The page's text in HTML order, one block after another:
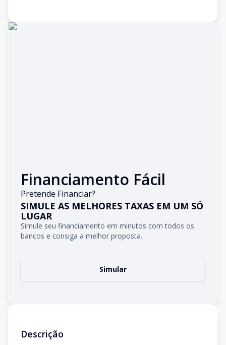
Financiamento Fácil
Pretende Financiar?
SIMULE AS MELHORES TAXAS EM UM SÓ
LUGAR
Simule seu financiamento em minutos com todos os
bancos e consiga a melhor proposta.
Simular
Descrição